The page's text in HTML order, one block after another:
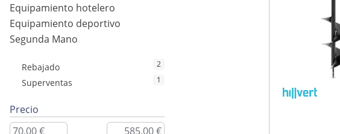
Equipamiento hotelero
Equipamiento deportivo
Segunda Mano
Rebajado 2
Superventas 1
Precio